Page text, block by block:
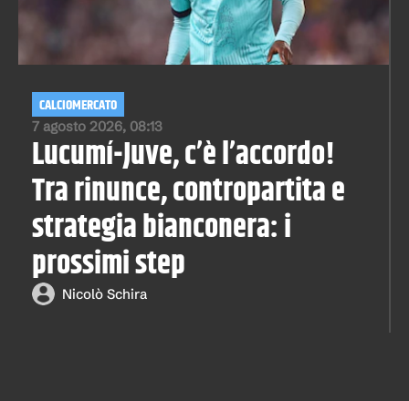
7 agosto 2026, 08:13
CALCIOMERCATO
Lucumí-Juve, c’è l’accordo!
Tra rinunce, contropartita e
strategia bianconera: i
prossimi step
Nicolò Schira